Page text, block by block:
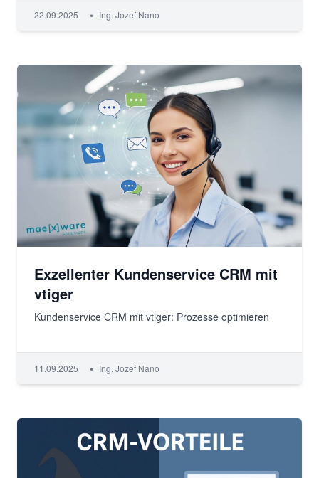
22.09.2025 • Ing. Jozef Nano
Exzellenter Kundenservice CRM mit
vtiger
Kundenservice CRM mit vtiger: Prozesse optimieren
11.09.2025 • Ing. Jozef Nano